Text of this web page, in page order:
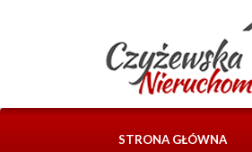
STRONA GŁÓWNA